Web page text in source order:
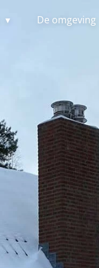
De omgeving